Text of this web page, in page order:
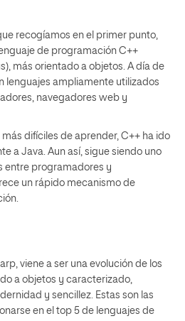
recogíamos en el primer punto,
de programación C++
más orientado a objetos. A día de
lenguajes ampliamente utilizados
navegadores web y
difíciles de aprender, C++ ha ido
a Java. Aun así, sigue siendo uno
entre programadores y
un rápido mecanismo de
viene a ser una evolución de los
a objetos y caracterizado,
y sencillez. Estas son las
en el top 5 de lenguajes de